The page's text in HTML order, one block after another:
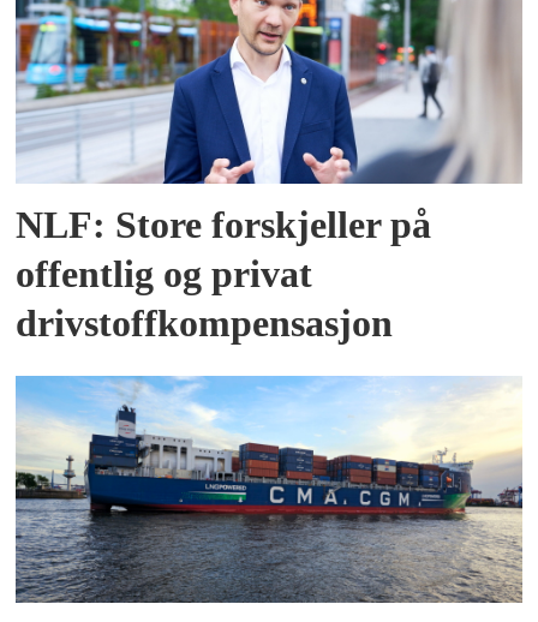
NLF: Store forskjeller på
offentlig og privat
drivstoffkompensasjon